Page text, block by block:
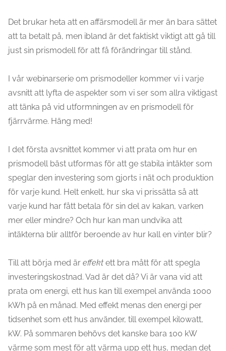
Det brukar heta att en affärsmodell är mer än bara sättet
att ta betalt på, men ibland är det faktiskt viktigt att gå till
just sin prismodell för att få förändringar till stånd.
I vår webinarserie om prismodeller kommer vi i varje
avsnitt att lyfta de aspekter som vi ser som allra viktigast
att tänka på vid utformningen av en prismodell för
fjärrvärme. Häng med!
I det första avsnittet kommer vi att prata om hur en
prismodell bäst utformas för att ge stabila intäkter som
speglar den investering som gjorts i nät och produktion
för varje kund. Helt enkelt, hur ska vi prissätta så att
varje kund har fått betala för sin del av kakan, varken
mer eller mindre? Och hur kan man undvika att
intäkterna blir alltför beroende av hur kall en vinter blir?
Till att börja med är effekt ett bra mått för att spegla
investeringskostnad. Vad är det då? Vi är vana vid att
prata om energi, ett hus kan till exempel använda 1000
kWh på en månad. Med effekt menas den energi per
tidsenhet som ett hus använder, till exempel kilowatt,
kW. På sommaren behövs det kanske bara 100 kW
värme som mest för att värma upp ett hus, medan det